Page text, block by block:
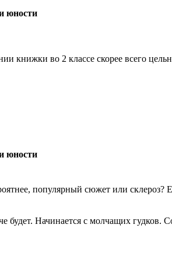
юности
книжки во 2 классе скорее всего
юности
популярный сюжет или склероз?
будет. Начинается с молчащих